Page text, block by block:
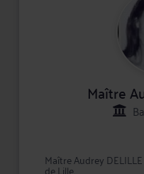
Maître
Maître Audrey
de Lille.